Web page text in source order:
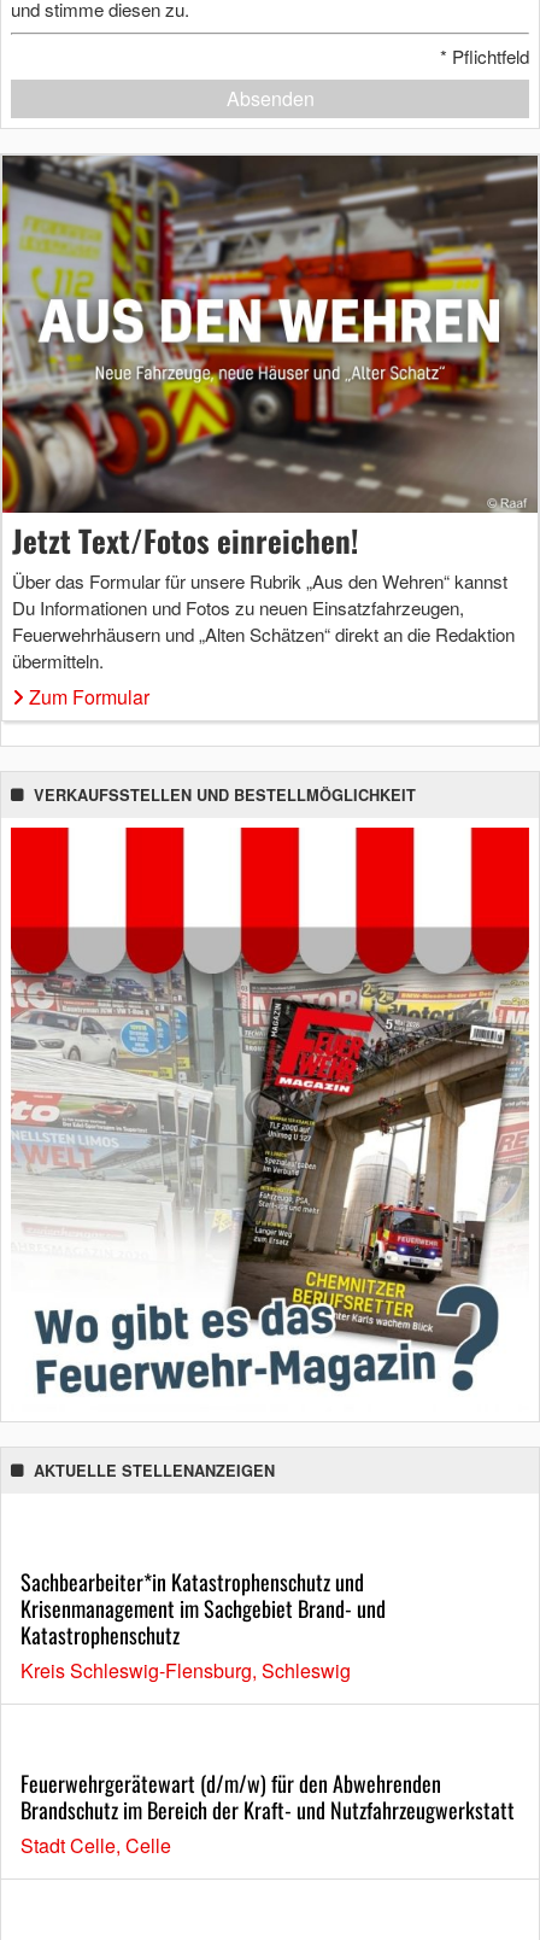
und stimme diesen zu.
* Pflichtfeld
Absenden
Jetzt Text/Fotos einreichen!
Über das Formular für unsere Rubrik „Aus den Wehren“ kannst
Du Informationen und Fotos zu neuen Einsatzfahrzeugen,
Feuerwehrhäusern und „Alten Schätzen“ direkt an die Redaktion
übermitteln.
Zum Formular
VERKAUFSSTELLEN UND BESTELLMÖGLICHKEIT
AKTUELLE STELLENANZEIGEN
Sachbearbeiter*in Katastrophenschutz und
Krisenmanagement im Sachgebiet Brand- und
Katastrophenschutz
Kreis Schleswig-Flensburg, Schleswig
Feuerwehrgerätewart (d/m/w) für den Abwehrenden
Brandschutz im Bereich der Kraft- und Nutzfahrzeugwerkstatt
Stadt Celle, Celle